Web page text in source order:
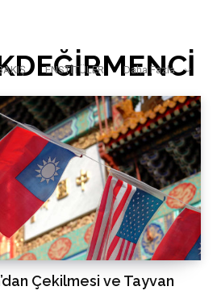
ENSTİTÜLER Daha Fazla
Çekilmesi ve Tayvan